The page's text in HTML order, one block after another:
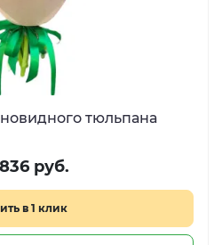
тюльпана
руб.
в 1 клик